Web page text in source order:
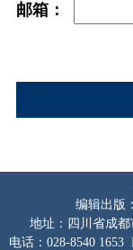
邮箱：
编辑出版
地址：四川省成
电话：028-8540 1653